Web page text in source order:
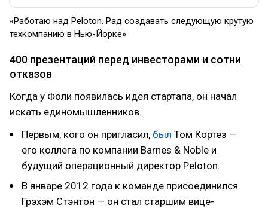
«Работаю над Peloton. Рад создавать следующую крутую
техкомпанию в Нью-Йорке»
400 презентаций перед инвесторами и сотни
отказов
Когда у Фоли появилась идея стартапа, он начал
искать единомышленников.
Первым, кого он пригласил, был Том Кортез —
его коллега по компании Barnes & Noble и
будущий операционный директор Peloton.
В январе 2012 года к команде присоединился
Грэхэм Стэнтон — он стал старшим вице-